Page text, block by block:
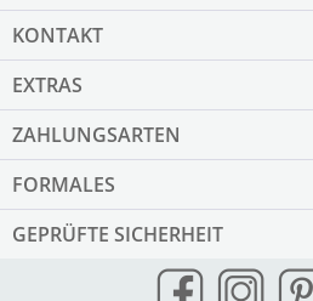
KONTAKT
EXTRAS
ZAHLUNGSARTEN
FORMALES
GEPRÜFTE SICHERHEIT